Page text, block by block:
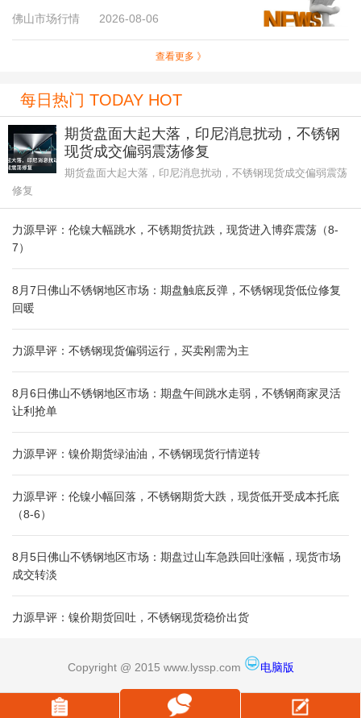
佛山市场行情 2026-08-06
查看更多 》
每日热门 TODAY HOT
期货盘面大起大落，印尼消息扰动，不锈钢
现货成交偏弱震荡修复
期货盘面大起大落，印尼消息扰动，不锈钢现货成交偏弱震荡
修复
力源早评：伦镍大幅跳水，不锈期货抗跌，现货进入博弈震荡（8-
7）
8月7日佛山不锈钢地区市场：期盘触底反弹，不锈钢现货低位修复
回暖
力源早评：不锈钢现货偏弱运行，买卖刚需为主
8月6日佛山不锈钢地区市场：期盘午间跳水走弱，不锈钢商家灵活
让利抢单
力源早评：镍价期货绿油油，不锈钢现货行情逆转
力源早评：伦镍小幅回落，不锈钢期货大跌，现货低开受成本托底
（8-6）
8月5日佛山不锈钢地区市场：期盘过山车急跌回吐涨幅，现货市场
成交转淡
力源早评：镍价期货回吐，不锈钢现货稳价出货
Copyright @ 2015 www.lyssp.com 电脑版